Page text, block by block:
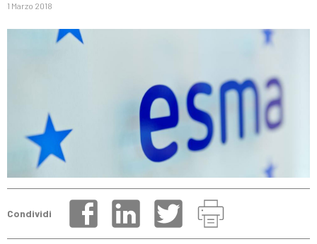
1 Marzo 2018
Condividi